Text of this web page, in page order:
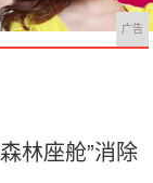
广告
林座舱”消除